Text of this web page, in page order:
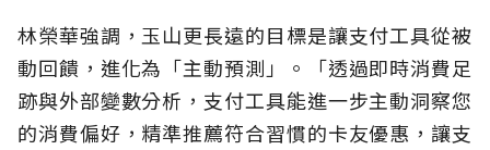
林榮華強調，玉山更長遠的目標是讓支付工具從被
動回饋，進化為「主動預測」。「透過即時消費足
跡與外部變數分析，支付工具能進一步主動洞察您
的消費偏好，精準推薦符合習慣的卡友優惠，讓支